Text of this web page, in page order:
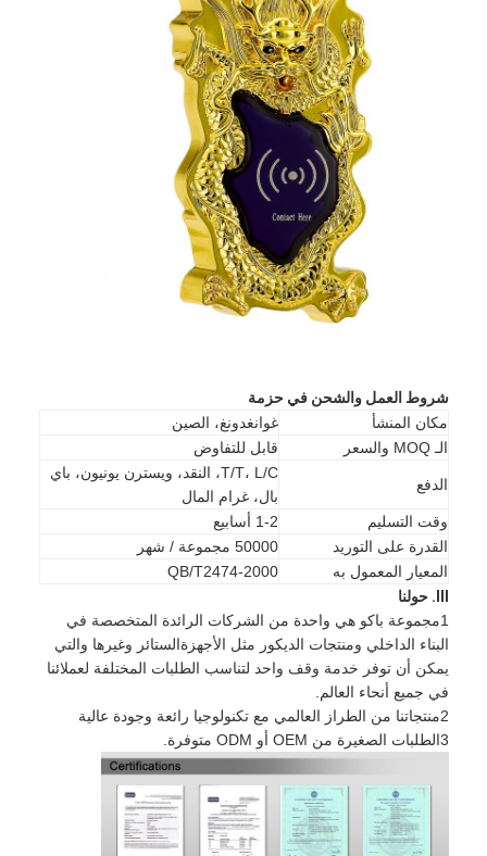
المنزل
فيديوهات
شروط العمل والشحن في حزمة
مكان المنشأ
غوانغدونغ، الصين
الـ MOQ والسعر
قابل للتفاوض
الدفع
T/T، L/C، النقد، ويسترن يونيون، باي
بال، غرام المال
وقت التسليم
1-2 أسابيع
القدرة على التوريد
50000 مجموعة / شهر
المعيار المعمول به
QB/T2474-2000
1مجموعة باكو هي واحدة من الشركات الرائدة المتخصصة في
البناء الداخلي ومنتجات الديكور مثل الأجهزةالستائر وغيرها والتي
يمكن أن توفر خدمة وقف واحد لتناسب الطلبات المختلفة لعملائنا
في جميع أنحاء العالم.
2منتجاتنا من الطراز العالمي مع تكنولوجيا رائعة وجودة عالية
3الطلبات الصغيرة من OEM أو ODM متوفرة.